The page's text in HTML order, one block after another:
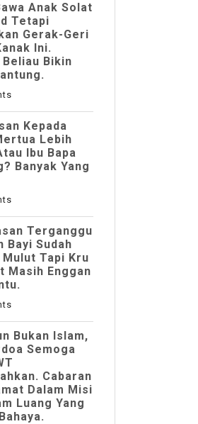
Anak Solat
Tetapi
Gerak-Geri
Ini.
Bikin
Kepada
Lebih
Ibu Bapa
Banyak Yang
Terganggu
Bayi Sudah
Tapi Kru
Masih Enggan
Bukan Islam,
Semoga
Cabaran
Dalam Misi
Luang Yang